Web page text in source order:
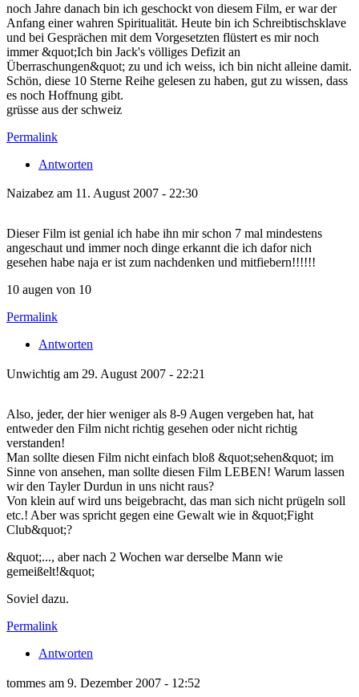
noch Jahre danach bin ich geschockt von diesem Film, er war der
Anfang einer wahren Spiritualität. Heute bin ich Schreibtischsklave
und bei Gesprächen mit dem Vorgesetzten flüstert es mir noch
immer &quot;Ich bin Jack's völliges Defizit an
Überraschungen&quot; zu und ich weiss, ich bin nicht alleine damit.
Schön, diese 10 Sterne Reihe gelesen zu haben, gut zu wissen, dass
es noch Hoffnung gibt.
grüsse aus der schweiz
Permalink
Antworten
Naizabez am 11. August 2007 - 22:30
Dieser Film ist genial ich habe ihn mir schon 7 mal mindestens
angeschaut und immer noch dinge erkannt die ich dafor nich
gesehen habe naja er ist zum nachdenken und mitfiebern!!!!!!
10 augen von 10
Permalink
Antworten
Unwichtig am 29. August 2007 - 22:21
Also, jeder, der hier weniger als 8-9 Augen vergeben hat, hat
entweder den Film nicht richtig gesehen oder nicht richtig
verstanden!
Man sollte diesen Film nicht einfach bloß &quot;sehen&quot; im
Sinne von ansehen, man sollte diesen Film LEBEN! Warum lassen
wir den Tayler Durdun in uns nicht raus?
Von klein auf wird uns beigebracht, das man sich nicht prügeln soll
etc.! Aber was spricht gegen eine Gewalt wie in &quot;Fight
Club&quot;?
&quot;..., aber nach 2 Wochen war derselbe Mann wie
gemeißelt!&quot;
Soviel dazu.
Permalink
Antworten
tommes am 9. Dezember 2007 - 12:52